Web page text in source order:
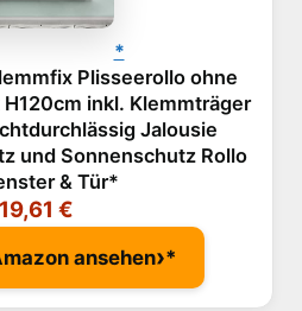
Plisseerollo ohne
inkl. Klemmträger
Jalousie
und Sonnenschutz Rollo
& Tür
19,61 €
ansehen›